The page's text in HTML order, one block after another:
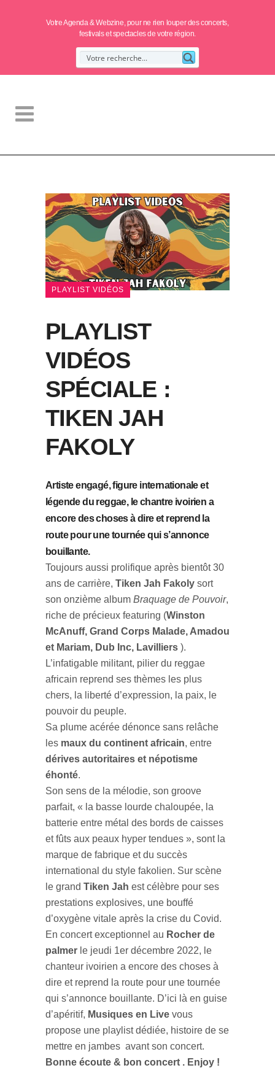
Votre Agenda & Webzine, pour ne rien louper des concerts,
festivals et spectacles de votre région.
PLAYLIST VIDÉOS
PLAYLIST
VIDÉOS
SPÉCIALE :
TIKEN JAH
FAKOLY
Artiste engagé, figure internationale et
légende du reggae, le chantre ivoirien a
encore des choses à dire et reprend la
route pour une tournée qui s’annonce
bouillante.
Toujours aussi prolifique après bientôt 30
ans de carrière, Tiken Jah Fakoly sort
son onzième album Braquage de Pouvoir,
riche de précieux featuring (Winston
McAnuff, Grand Corps Malade, Amadou
et Mariam, Dub Inc, Lavilliers ).
L’infatigable militant, pilier du reggae
africain reprend ses thèmes les plus
chers, la liberté d’expression, la paix, le
pouvoir du peuple.
Sa plume acérée dénonce sans relâche
les maux du continent africain, entre
dérives autoritaires et népotisme
éhonté.
Son sens de la mélodie, son groove
parfait, « la basse lourde chaloupée, la
batterie entre métal des bords de caisses
et fûts aux peaux hyper tendues », sont la
marque de fabrique et du succès
international du style fakolien. Sur scène
le grand Tiken Jah est célèbre pour ses
prestations explosives, une bouffé
d’oxygène vitale après la crise du Covid.
En concert exceptionnel au Rocher de
palmer le jeudi 1er décembre 2022, le
chanteur ivoirien a encore des choses à
dire et reprend la route pour une tournée
qui s’annonce bouillante. D’ici là en guise
d’apéritif, Musiques en Live vous
propose une playlist dédiée, histoire de se
mettre en jambes avant son concert.
Bonne écoute & bon concert . Enjoy !